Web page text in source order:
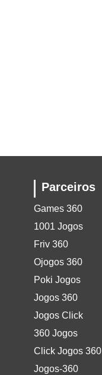
Parceiros
Games 360
1001 Jogos
Friv 360
Ojogos 360
Poki Jogos
Jogos 360
Jogos Click
360 Jogos
Click Jogos 360
Jogos-360